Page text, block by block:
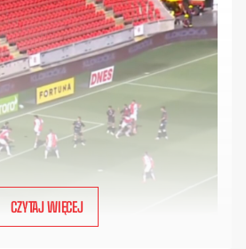
CZYTAJ WIĘCEJ